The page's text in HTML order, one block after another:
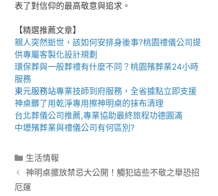
表了對信仰的最高敬意與追求。
【精選推薦文章】
親人突然逝世，該如何安排身後事?桃園禮儀公司提
供專屬客製化設計規劃
環保葬與一般葬禮有什麼不同？ 桃園殯葬業24小時
服務
東元服務站專業技師到府服務，全省據點立即支援
神桌髒了用乾淨專用擦神明桌的抹布清理
台北葬儀公司推薦,專業協助最終旅程功德圓滿
中壢殯葬業與禮儀公司有何區別?
分
類
生活情報
神明桌擺放禁忌大公開！觸犯這些不敬之舉恐招
厄運